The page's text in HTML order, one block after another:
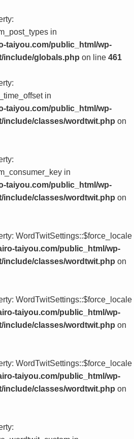
in
taiyou.com/public_html/wp-
include/globals.php on line 461
in
taiyou.com/public_html/wp-
classes/wordtwit.php on
in
taiyou.com/public_html/wp-
classes/wordtwit.php on
WordTwitSettings::$force_locale
taiyou.com/public_html/wp-
classes/wordtwit.php on
WordTwitSettings::$force_locale
taiyou.com/public_html/wp-
classes/wordtwit.php on
WordTwitSettings::$force_locale
taiyou.com/public_html/wp-
classes/wordtwit.php on